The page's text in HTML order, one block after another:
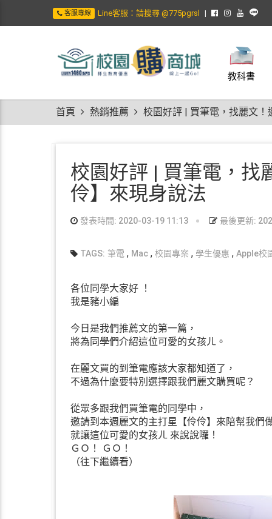
客服專線 Line客服：請搜尋 @775pgrsl
教科書
首頁 熱銷推薦 校園好評 | 買筆電，找麗文
校園好評 | 買筆電，找
伶】來現身說法
發表時間: 2020-03-19 11:13 最後更新:
TAGS: 筆電, Mac, 校園專案, 學生優惠 , Apple校
各位同學大家好 ！
我是豬小編
今日是我們推薦文的第一篇，
將為同學們介紹這位可愛的女孩ㄦ。
在麗文買的到筆電應該大家都知道了，
不過為什麼要特別選擇跟我們麗文購買呢？
從眾多跟我們買筆電的同學中，
邀請到本週麗文的主打星【伶伶】來陪幫我們
就讓這位可愛的女孩ㄦ 來說說囉！
ＧＯ！ ＧＯ！
（往下繼續看）